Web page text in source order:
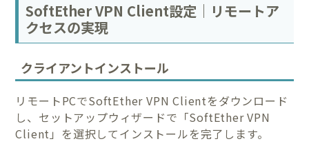
SoftEther VPN Client設定｜リモートア
クセスの実現
クライアントインストール
リモートPCでSoftEther VPN Clientをダウンロード
し、セットアップウィザードで「SoftEther VPN
Client」を選択してインストールを完了します。